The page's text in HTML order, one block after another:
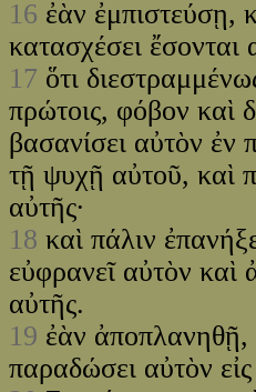
16 ἐὰν ἐμπιστεύσῃ,
κατασχέσει ἔσονται
17 ὅτι
πρώτοις, φόβον καὶ
βασανίσει αὐτὸν ἐν
τῇ ψυχῇ αὐτοῦ, καὶ
αὐτῆς·
18 καὶ πάλιν
εὐφρανεῖ αὐτὸν
αὐτῆς.
19 ἐὰν ἀποπλανηθῇ,
παραδώσει αὐτὸν